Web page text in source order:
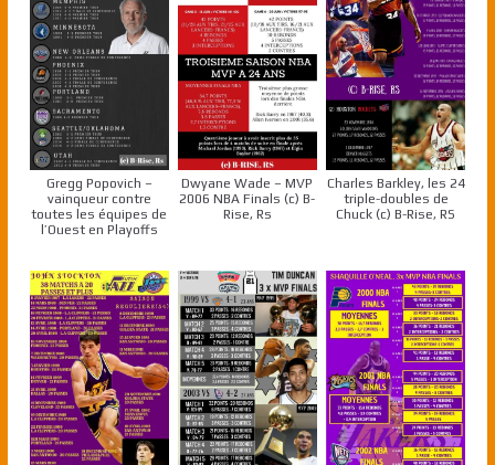
Gregg Popovich –
vainqueur contre
toutes les équipes de
l’Ouest en Playoffs
Dwyane Wade – MVP
2006 NBA Finals (c) B-
Rise, Rs
Charles Barkley, les 24
triple-doubles de
Chuck (c) B-Rise, RS